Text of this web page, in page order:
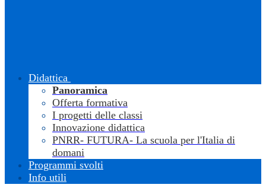
Didattica
Panoramica
Offerta formativa
I progetti delle classi
Innovazione didattica
PNRR- FUTURA- La scuola per l'Italia di
domani
Programmi svolti
Info utili